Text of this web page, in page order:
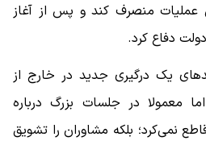
عملیات منصرف کند و پس از آغاز
دفاع کرد.
یک درگیری جدید در خارج از
معمولا در جلسات بزرگ درباره
نمی‌کرد؛ بلکه مشاوران را تشویق